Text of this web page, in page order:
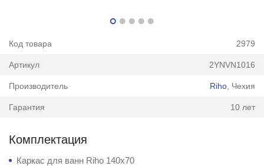
Код товара 2979
Артикул 2YNVN1016
Производитель Riho , Чехия
Гарантия 10 лет
Комплектация
Каркас для ванн Riho 140x70